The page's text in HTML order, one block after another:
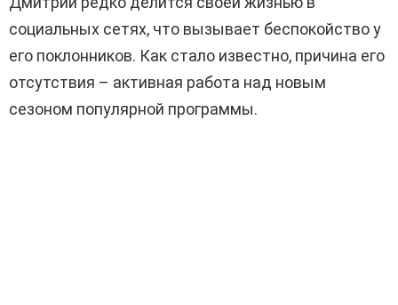
социальных сетях, что вызывает беспокойство у
его поклонников. Как стало известно, причина его
отсутствия – активная работа над новым
сезоном популярной программы.